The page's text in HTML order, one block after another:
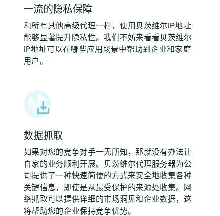
一流的隐私保障
和所有其他高级代理一样，使用贝茨维尔IP地址
能够显著提升隐私性。我们不妨来看看贝茨维尔
IP地址可以在哪些应用场景中帮助到企业和家庭
用户。
数据抓取
如果对您的竞争对手一无所知，那就没有办法让
自家的业务顺利开展。贝茨维尔代理服务器为公
司提供了一种快速简便的方式来安全地收集各种
关键信息，即使是从最受保护的来源处收集。网
络抓取可以提供详细的市场洞见和企业数据，这
将帮助您的企业保持竞争优势。